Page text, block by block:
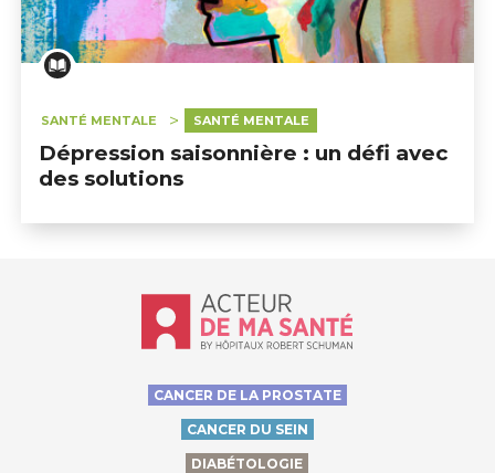
SANTÉ MENTALE SANTÉ MENTALE
Dépression saisonnière : un défi avec
des solutions
Accueil - Acteur de ma santé, by
CANCER DE LA PROSTATE
CANCER DU SEIN
DIABÉTOLOGIE